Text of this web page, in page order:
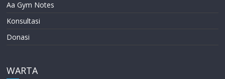
Aa Gym Notes
Konsultasi
Donasi
WARTA